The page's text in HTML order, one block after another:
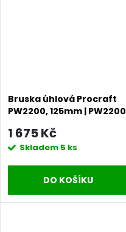
Bruska úhlová Procraft
PW2200, 125mm | PW2200
1 675 Kč
Skladem 5 ks
DO KOŠÍKU